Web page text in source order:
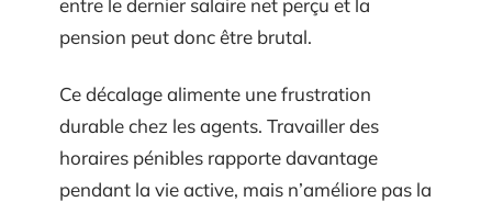
entre le dernier salaire net perçu et la
pension peut donc être brutal.
Ce décalage alimente une frustration
durable chez les agents. Travailler des
horaires pénibles rapporte davantage
pendant la vie active, mais n’améliore pas la